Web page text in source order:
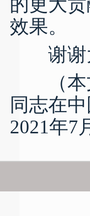
效果。
谢谢
（本文
同志在
2021年7